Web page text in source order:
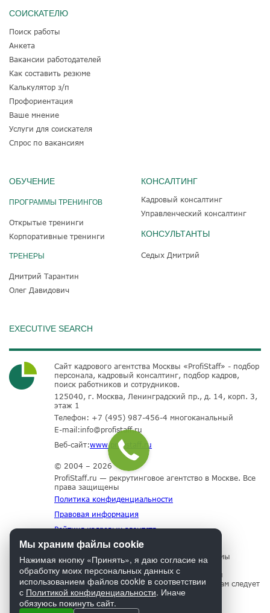
СОИСКАТЕЛЮ
Поиск работы
Анкета
Вакансии работодателей
Как составить резюме
Калькулятор з/п
Профориентация
Ваше мнение
Услуги для соискателя
Спрос по вакансиям
ОБУЧЕНИЕ
ПРОГРАММЫ ТРЕНИНГОВ
Открытые тренинги
Корпоративные тренинги
ТРЕНЕРЫ
Дмитрий Тарантин
Олег Давидович
КОНСАЛТИНГ
Кадровый консалтинг
Управленческий консалтинг
КОНСУЛЬТАНТЫ
Седых Дмитрий
EXECUTIVE SEARCH
Сайт кадрового агентства Москвы «ProfiStaff» - подбор
персонала, кадровый консалтинг, подбор кадров,
поиск работников и сотрудников.
125040, г. Москва, Ленинградский пр., д. 14, корп. 3,
этаж 1
Телефон: +7 (495) 987-456-4 многоканальный
E-mail:info@profistaff.ru
Веб-сайт:www.profistaff.ru
© 2004 – 2026
ProfiStaff.ru — рекрутинговое агентство в Москве. Все
права защищены
Политика конфиденциальности
Правовая информация
Рейтинг кадровых агентств
Для нормального функционирования сайта мы
используем технологию Cookies, собираем
информацию об IP адресе и местоположении
посетителей. Если Вы не согласны с этим, Вам следует
прекратить пользование сайтом.
Мы храним файлы cookie
Нажимая кнопку «Принять», я даю согласие на
обработку моих персональных данных с
использованием файлов cookie в соответствии
с Политикой конфиденциальности. Иначе
обязуюсь покинуть сайт.